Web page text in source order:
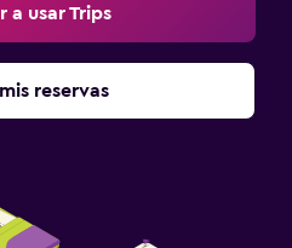
a usar Trips
reservas